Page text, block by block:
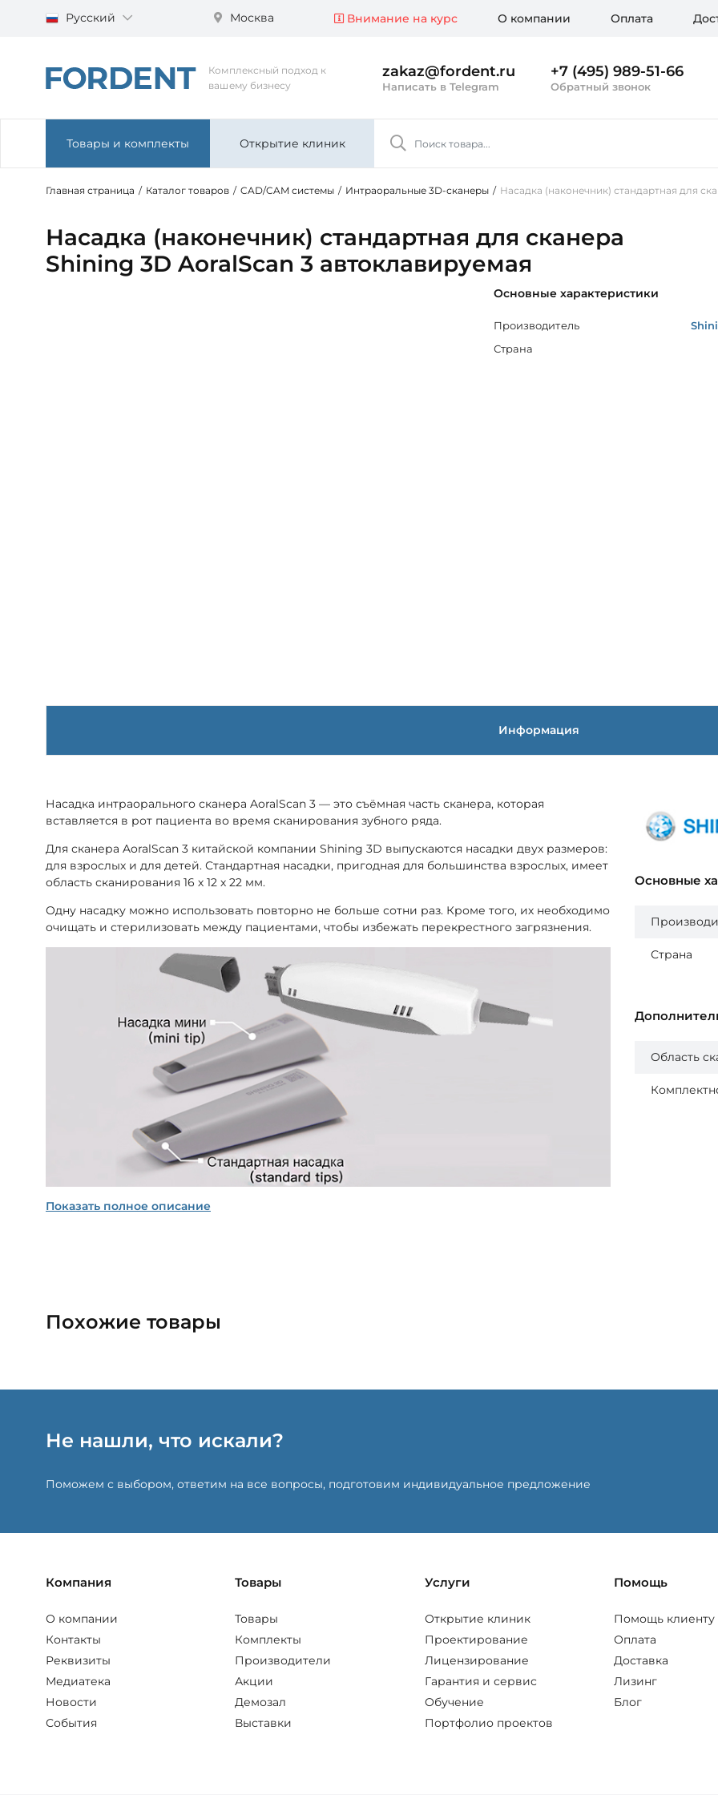
Русский Москва Внимание на курс О компании Оплата
Комплексный подход к
вашему бизнесу
zakaz@fordent.ru
Написать в Telegram
+7 (495) 989-51-66
Обратный звонок
Товары и комплекты Открытие клиник
Главная страница / Каталог товаров / CAD/CAM системы / Интраоральные 3D-сканеры / Насадка (наконечник) стандартная для
Насадка (наконечник) стандартная для сканера
Shining 3D AoralScan 3 автоклавируемая
Основные характеристики
Производитель
Страна
Информация
Насадка интраорального сканера AoralScan 3 — это съёмная часть сканера, которая
вставляется в рот пациента во время сканирования зубного ряда.
Для сканера AoralScan 3 китайской компании Shining 3D выпускаются насадки двух размеров:
для взрослых и для детей. Стандартная насадки, пригодная для большинства взрослых, имеет
область сканирования 16 х 12 х 22 мм.
Одну насадку можно использовать повторно не больше сотни раз. Кроме того, их необходимо
очищать и стерилизовать между пациентами, чтобы избежать перекрестного загрязнения.
Показать полное описание
Основные
Страна
Область
Похожие товары
Не нашли, что искали?
Поможем с выбором, ответим на все вопросы, подготовим индивидуальное предложение
Компания
О компании
Контакты
Реквизиты
Медиатека
Новости
События
Товары
Товары
Комплекты
Производители
Акции
Демозал
Выставки
Услуги
Открытие клиник
Проектирование
Лицензирование
Гарантия и сервис
Обучение
Портфолио проектов
Помощь
Помощь клиенту
Оплата
Доставка
Лизинг
Блог